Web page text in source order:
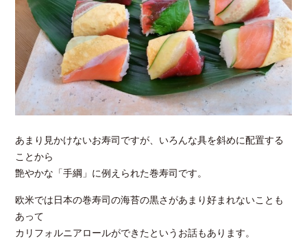
あまり見かけないお寿司ですが、いろんな具を斜めに配置する
ことから
艶やかな「手綱」に例えられた巻寿司です。
欧米では日本の巻寿司の海苔の黒さがあまり好まれないことも
あって
カリフォルニアロールができたというお話もあります。